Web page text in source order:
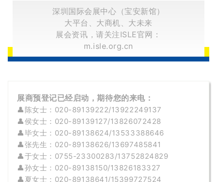
深圳国际会展中心（宝安新馆）
大平台、大商机、大未来
展会资讯，请关注ISLE官网：
m.isle.org.cn
展商预登记已经启动，期待您的来电：
👤 陈女士：020-89139222/13922249137
👤侯女士 ：020-89139127/13826072428
👤毕女士 ：020-89138624/13533388646
👤张先生：020-89138626/13697485841
👤于女士： 0755-23300283/13752824829
👤孙女士：020-89138150/13826183327
👤 夏女士：020-89138641/15399727524